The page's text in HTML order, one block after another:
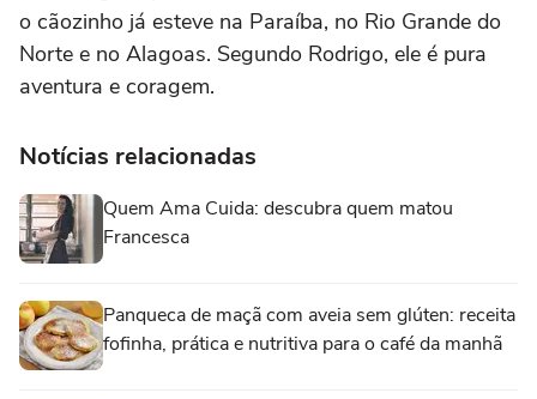
o cãozinho já esteve na Paraíba, no Rio Grande do
Norte e no Alagoas. Segundo Rodrigo, ele é pura
aventura e coragem.
Notícias relacionadas
Quem Ama Cuida: descubra quem matou
Francesca
Panqueca de maçã com aveia sem glúten: receita
fofinha, prática e nutritiva para o café da manhã